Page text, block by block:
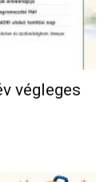
végleges